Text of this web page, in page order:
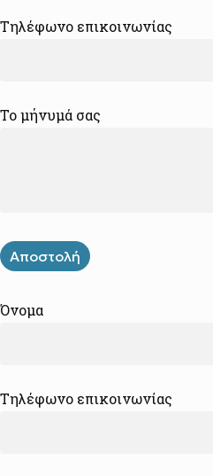
Τηλέφωνο επικοινωνίας
Το μήνυμά σας
Όνομα
Τηλέφωνο επικοινωνίας